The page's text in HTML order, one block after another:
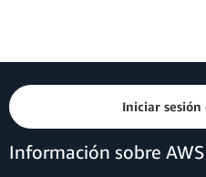
Iniciar
Información sobre AWS